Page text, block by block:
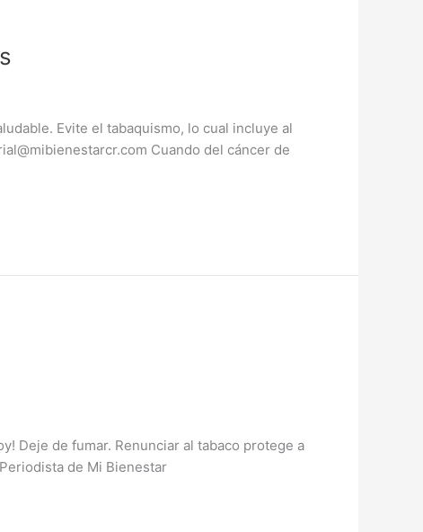
Evite el tabaquismo, lo cual incluye al
Cuando del cáncer de
Deje de fumar. Renunciar al tabaco protege a
de Mi Bienestar